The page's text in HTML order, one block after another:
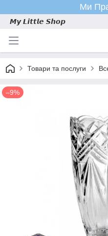
Ми
𝙈𝙮 𝙇𝙞𝙩𝙩𝙡𝙚 𝙎𝙝𝙤𝙥
Товари та послуги
–9%